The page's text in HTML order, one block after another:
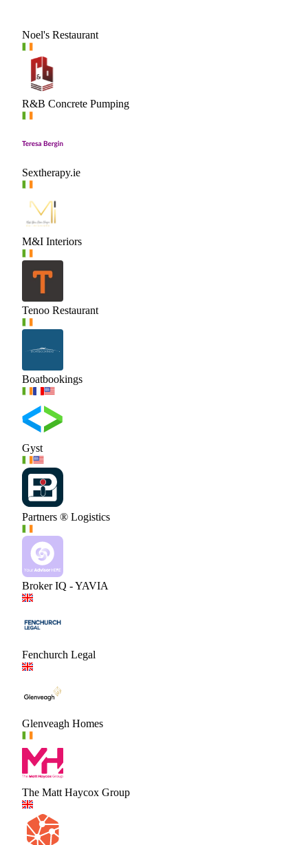
Noel's Restaurant
R&B Concrete Pumping
Sextherapy.ie
M&I Interiors
Tenoo Restaurant
Boatbookings
Gyst
Partners ® Logistics
Broker IQ - YAVIA
Fenchurch Legal
Glenveagh Homes
The Matt Haycox Group